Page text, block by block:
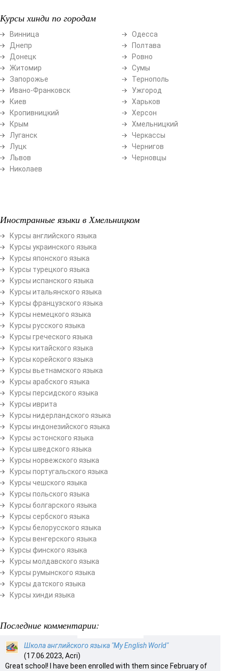
Курсы хинди по городам
Винница
Днепр
Донецк
Житомир
Запорожье
Ивано-Франковск
Киев
Кропивницкий
Крым
Луганск
Луцк
Львов
Николаев
Одесса
Полтава
Ровно
Сумы
Тернополь
Ужгород
Харьков
Херсон
Хмельницкий
Черкассы
Чернигов
Черновцы
Иностранные языки в Хмельницком
Курсы английского языка
Курсы украинского языка
Курсы японского языка
Курсы турецкого языка
Курсы испанского языка
Курсы итальянского языка
Курсы французского языка
Курсы немецкого языка
Курсы русского языка
Курсы греческого языка
Курсы китайского языка
Курсы корейского языка
Курсы вьетнамского языка
Курсы арабского языка
Курсы персидского языка
Курсы иврита
Курсы нидерландского языка
Курсы индонезийского языка
Курсы эстонского языка
Курсы шведского языка
Курсы норвежского языка
Курсы португальского языка
Курсы чешского языка
Курсы польского языка
Курсы болгарского языка
Курсы сербского языка
Курсы белорусского языка
Курсы венгерского языка
Курсы финского языка
Курсы молдавского языка
Курсы румынского языка
Курсы датского языка
Курсы хинди языка
Последние комментарии:
Школа английского языка "My English World"
(17.06.2023, Acri)
Great school! I have been enrolled with them since February of